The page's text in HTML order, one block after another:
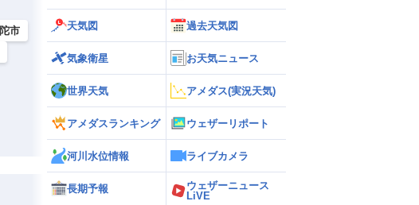
市
天気図 過去天気図
気象衛星 お天気ニュース
世界天気 アメダス(実況天気)
アメダスランキング ウェザーリポート
河川水位情報 ライブカメラ
長期予報
ウェザーニュース
LiVE